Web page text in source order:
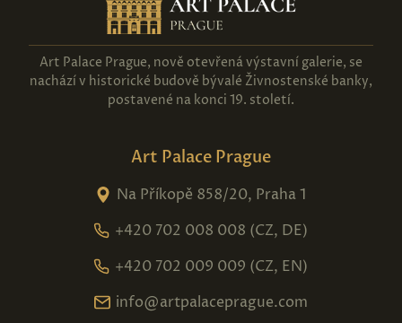
Art Palace Prague, nově otevřená výstavní galerie, se
nachází v historické budově bývalé Živnostenské banky,
postavené na konci 19. století.
Art Palace Prague
Na Příkopě 858/20, Praha 1
+420 702 008 008 (CZ, DE)
+420 702 009 009 (CZ, EN)
info@artpalaceprague.com